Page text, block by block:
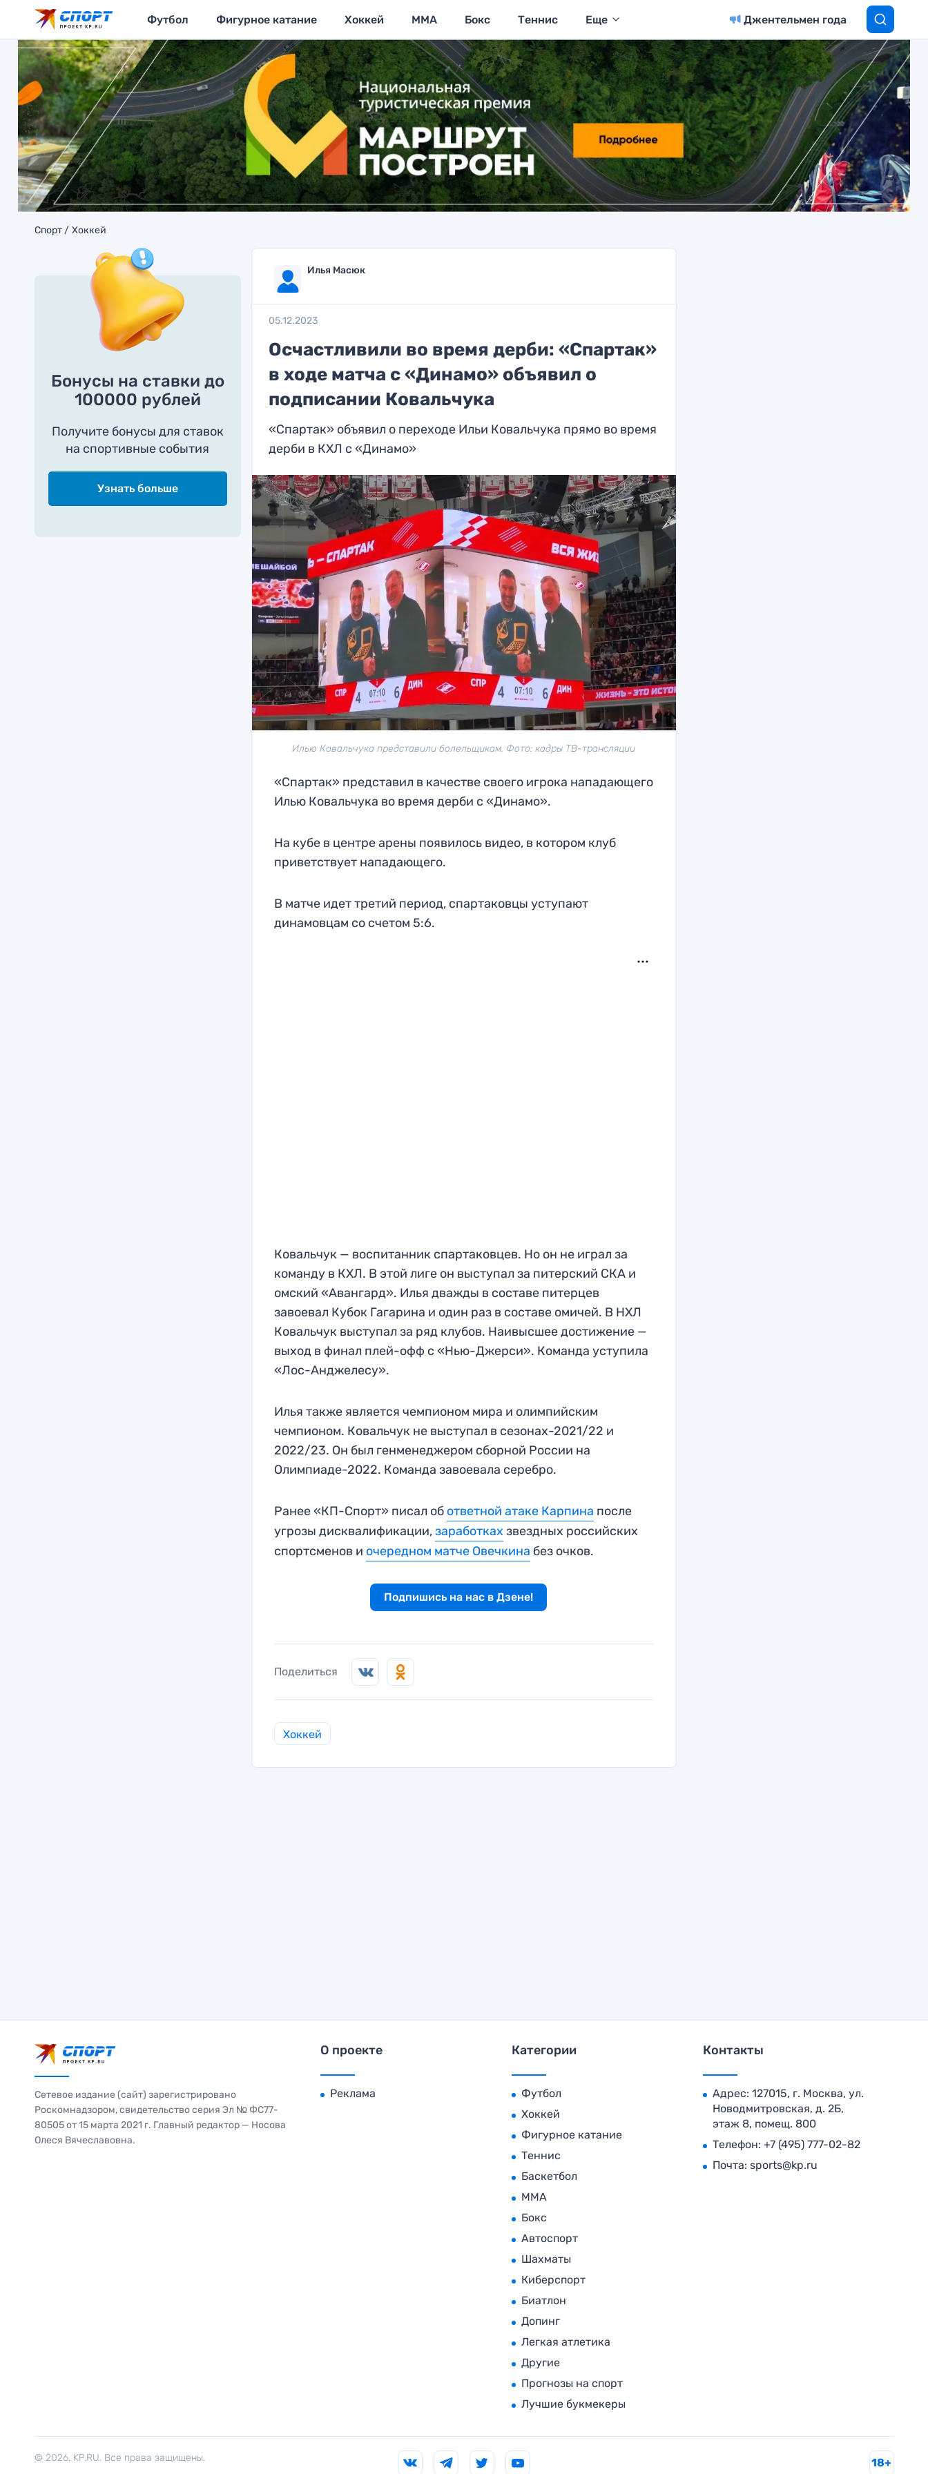
Футбол Фигурное катание Хоккей MMA Бокс Теннис Еще Джентельмен года
Спорт Хоккей
Бонусы на ставки до
100000 рублей
Получите бонусы для ставок
на спортивные события
Узнать больше
Илья Масюк
05.12.2023
Осчастливили во время дерби: «Спартак»
в ходе матча с «Динамо» объявил о
подписании Ковальчука
«Спартак» объявил о переходе Ильи Ковальчука прямо во время
дерби в КХЛ с «Динамо»
Илью Ковальчука представили болельщикам. Фото: кадры ТВ-трансляции
«Спартак» представил в качестве своего игрока нападающего
Илью Ковальчука во время дерби с «Динамо».
На кубе в центре арены появилось видео, в котором клуб
приветствует нападающего.
В матче идет третий период, спартаковцы уступают
динамовцам со счетом 5:6.
Ковальчук — воспитанник спартаковцев. Но он не играл за
команду в КХЛ. В этой лиге он выступал за питерский СКА и
омский «Авангард». Илья дважды в составе питерцев
завоевал Кубок Гагарина и один раз в составе омичей. В НХЛ
Ковальчук выступал за ряд клубов. Наивысшее достижение —
выход в финал плей-офф с «Нью-Джерси». Команда уступила
«Лос-Анджелесу».
Илья также является чемпионом мира и олимпийским
чемпионом. Ковальчук не выступал в сезонах-2021/22 и
2022/23. Он был генменеджером сборной России на
Олимпиаде-2022. Команда завоевала серебро.
Ранее «КП-Спорт» писал об ответной атаке Карпина после
угрозы дисквалификации,заработках звездных российских
спортсменов и очередном матче Овечкина без очков.
Подпишись на нас в Дзене!
Поделиться
Хоккей
Сетевое издание (сайт) зарегистрировано
Роскомнадзором, свидетельство серия Эл № ФС77-
80505 от 15 марта 2021 г. Главный редактор — Носова
Олеся Вячеславовна.
О проекте
Реклама
Категории
Футбол
Хоккей
Фигурное катание
Теннис
Баскетбол
MMA
Бокс
Автоспорт
Шахматы
Киберспорт
Биатлон
Допинг
Легкая атлетика
Другие
Прогнозы на спорт
Лучшие букмекеры
Контакты
Адрес: 127015, г. Москва, ул.
Новодмитровская, д. 2Б,
этаж 8, помещ. 800
Телефон: +7 (495) 777-02-82
Почта: sports@kp.ru
© 2026. KP.RU. Все права защищены. 18+